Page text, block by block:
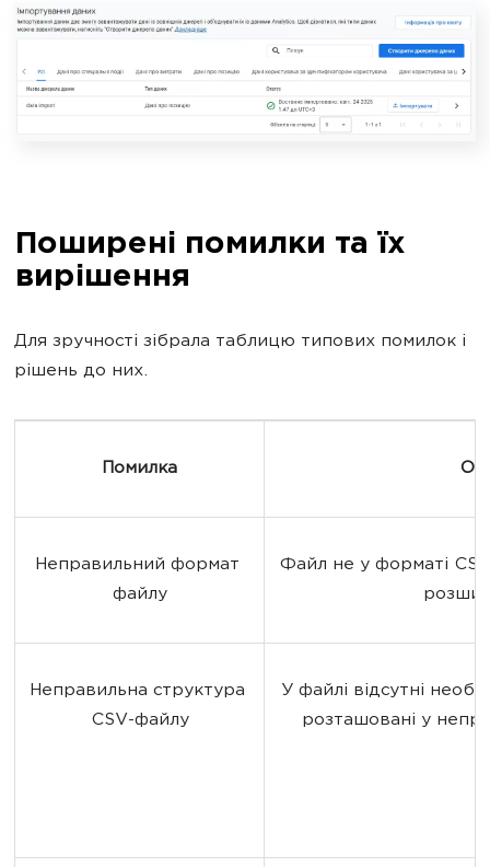
Поширені помилки та їх
вирішення
Для зручності зібрала таблицю типових помилок і
рішень до них.
Помилка
Неправильний формат
файлу
Файл не у форматі
Неправильна структура
CSV-файлу
У файлі відсутні
розташовані у